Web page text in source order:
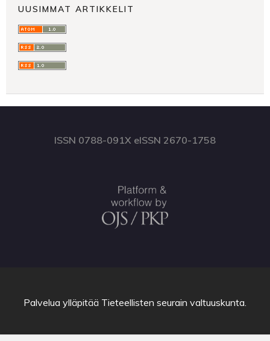
UUSIMMAT ARTIKKELIT
ISSN 0788-091X eISSN 2670-1758
Palvelua ylläpitää Tieteellisten seurain valtuuskunta.